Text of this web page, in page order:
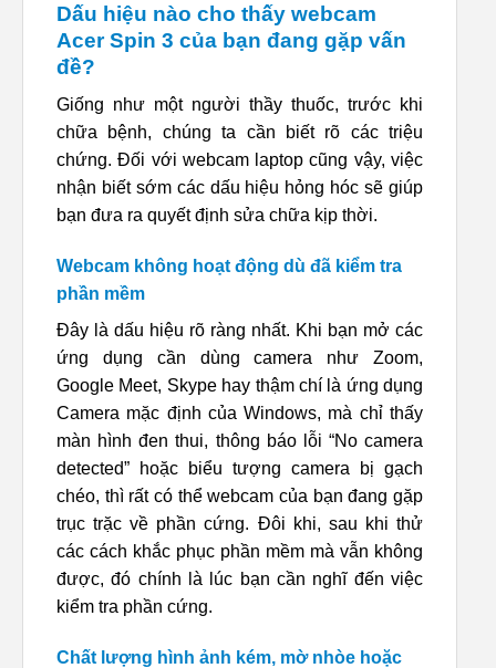
Dấu hiệu nào cho thấy webcam
Acer Spin 3 của bạn đang gặp vấn
đề?
Giống như một người thầy thuốc, trước khi
chữa bệnh, chúng ta cần biết rõ các triệu
chứng. Đối với webcam laptop cũng vậy, việc
nhận biết sớm các dấu hiệu hỏng hóc sẽ giúp
bạn đưa ra quyết định sửa chữa kịp thời.
Webcam không hoạt động dù đã kiểm tra
phần mềm
Đây là dấu hiệu rõ ràng nhất. Khi bạn mở các
ứng dụng cần dùng camera như Zoom,
Google Meet, Skype hay thậm chí là ứng dụng
Camera mặc định của Windows, mà chỉ thấy
màn hình đen thui, thông báo lỗi “No camera
detected” hoặc biểu tượng camera bị gạch
chéo, thì rất có thể webcam của bạn đang gặp
trục trặc về phần cứng. Đôi khi, sau khi thử
các cách khắc phục phần mềm mà vẫn không
được, đó chính là lúc bạn cần nghĩ đến việc
kiểm tra phần cứng.
Chất lượng hình ảnh kém, mờ nhòe hoặc